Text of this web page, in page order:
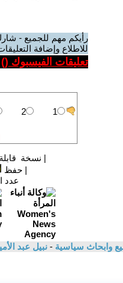
رأيكم مهم للجميع -
للاطلاع وإضافة
تعليقات الفيسبوك ()
| نسخة
|حفظ
عدد
وابحاث سياسية - نبيل عبد